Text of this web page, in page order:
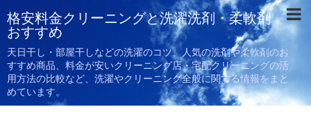
格安料金クリーニングと洗濯洗剤・柔軟剤
おすすめ
天日干し・部屋干しなどの洗濯のコツ、人気の洗剤や柔軟剤のお
すすめ商品、料金が安いクリーニング店・宅配クリーニングの活
用方法の比較など、洗濯やクリーニング全般に関する情報をまと
めています。